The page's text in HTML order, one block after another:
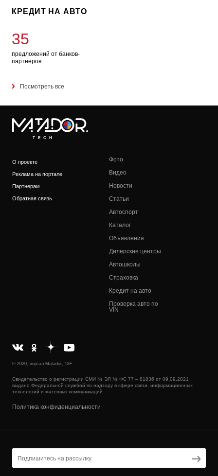
КРЕДИТ НА АВТО
35
предложений от банков-
партнеров
Посмотреть все
TECH
О проекте
Реклама на портале
Партнерам
Обратная связь
Фото
Видео
Новости
Статьи
Автоспорт
Каталог
Объявления
Дилерские центры
Автошколы
Страховка
Кредит на авто
Проверка авто по
VIN
© 2020, портал Matador, 18+
Свидетельство о регистрации СМИ № ЭЛ № ФС 77 – 81836 от 09.09.2021
выдано Федеральной службой по надзору в сфере связи, информационных
технологий и массовых коммуникаций
Политика конфиденциальности